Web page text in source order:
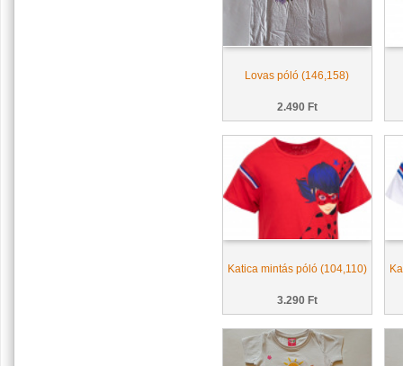
Lovas póló (146,158)
2.490 Ft
Katica mintás póló (104,110)
3.290 Ft